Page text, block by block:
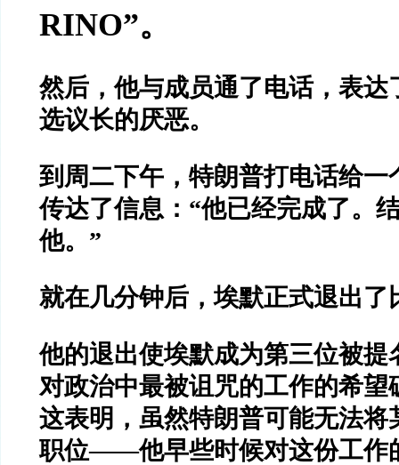
RINO”。
然后，他与成员通了电话，表达
选议长的厌恶。
到周二下午，特朗普打电话给一
传达了信息： “他已经完成了。
他。 ”
就在几分钟后，埃默正式退出了
他的退出使埃默成为第三位被提
对政治中最被诅咒的工作的希望
这表明，虽然特朗普可能无法将
职位——他早些时候对这份工作